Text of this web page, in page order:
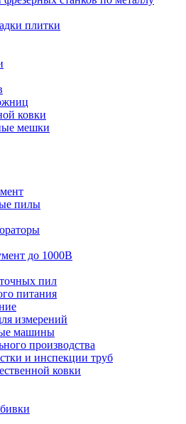
плитки
ковки
мешки
пилы
до 1000В
пил
питания
измерений
машины
производства
и инспекции труб
ковки